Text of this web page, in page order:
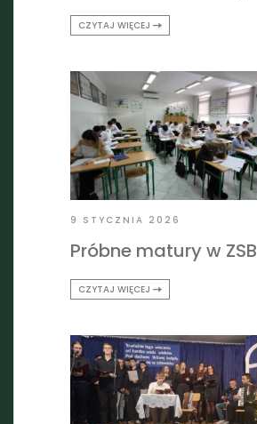
CZYTAJ WIĘCEJ
9 STYCZNIA 2026
Próbne matury w ZSB
CZYTAJ WIĘCEJ